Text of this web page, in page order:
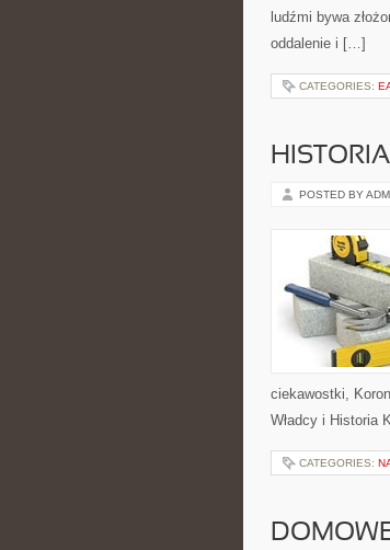
ludźmi bywa
oddalenie i […]
CATEGORIES:
POSTED BY
ciekawostki,
Władcy i Historia
CATEGORIES: